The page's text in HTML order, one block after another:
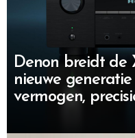
Denon breidt de
nieuwe
vermogen,